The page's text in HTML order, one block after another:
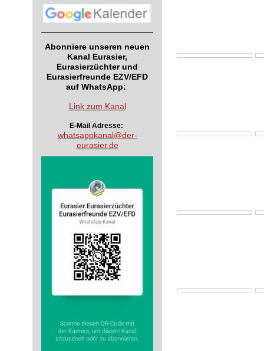
Abonniere unseren neuen
Kanal Eurasier,
Eurasierzüchter und
Eurasierfreunde EZV/EFD
auf WhatsApp:
Link zum Kanal
E-Mail Adresse:
whatsappkanal@der-
eurasier.de